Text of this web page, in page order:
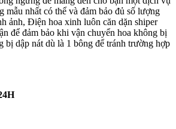
mẫu nhất có thể và đảm bảo đủ số lượng
ảnh, Điện hoa xinh luôn căn dặn shiper
để đảm bảo khi vận chuyển hoa không bị
bị dập nát dù là 1 bông để tránh trường hợp